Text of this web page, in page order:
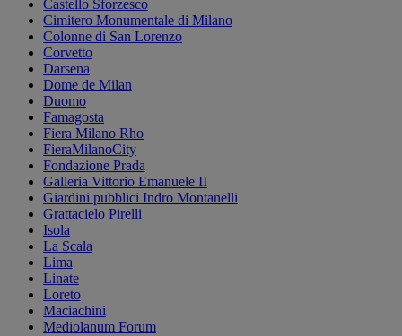
Castello Sforzesco
Cimitero Monumentale di Milano
Colonne di San Lorenzo
Corvetto
Darsena
Dome de Milan
Duomo
Famagosta
Fiera Milano Rho
FieraMilanoCity
Fondazione Prada
Galleria Vittorio Emanuele II
Giardini pubblici Indro Montanelli
Grattacielo Pirelli
Isola
La Scala
Lima
Linate
Loreto
Maciachini
Mediolanum Forum